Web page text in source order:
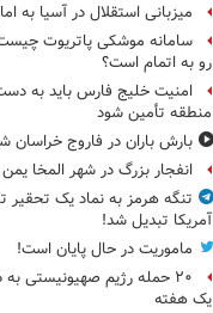
میزبانی استقلال در آسیا به
سامانه موشکی پاتریوت
رو به اتمام است؟
امنیت خلیج فارس باید به
منطقه تأمین شود
بارش باران در فاروج خراسان
انفجار بزرگ در شهر المخا یمن
تنگه هرمز به نماد یک تحقیر
آمریکا تبدیل شد!
ماموریت در حال پایان است!
۲۰ حمله رژیم صهیونیستی به
یک هفته